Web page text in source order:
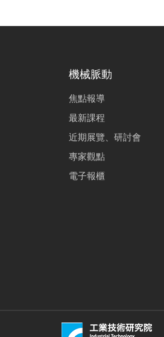
機械脈動
焦點報導
最新課程
近期展覽、研討會
專家觀點
電子報櫃